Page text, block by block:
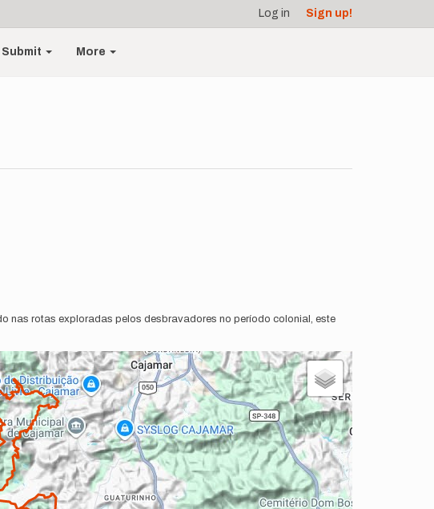
Log in Sign up!
Submit More
nas rotas exploradas pelos desbravadores no período colonial, este